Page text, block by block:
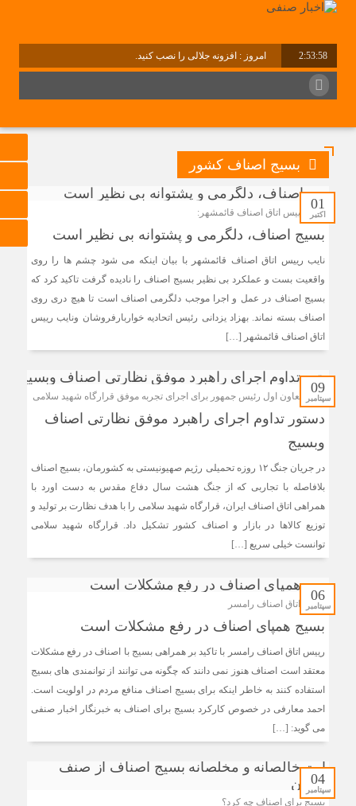
2:53:58 امروز : افزونه جلالی را نصب کنید.
بسیج اصناف کشور
01
اکتبر
نایب رییس اتاق اصناف قائمشهر:
بسیج اصناف، دلگرمی و پشتوانه بی نظیر است
نایب رییس اتاق اصناف قائمشهر با بیان اینکه می شود چشم ها را روی
واقعیت بست و عملکرد بی نظیر بسیج اصناف را نادیده گرفت تاکید کرد که
بسیج اصناف در عمل و اجرا موجب دلگرمی اصناف است تا هیچ دری روی
اصناف بسته نماند. بهزاد یزدانی رئیس اتحادیه خواربارفروشان ونایب رییس
اتاق اصناف قائمشهر […]
09
سپتامبر
تاکید معاون اول رئیس جمهور برای اجرای تجربه موفق قرارگاه شهید سلامی
دستور تداوم اجرای راهبرد موفق نظارتی اصناف
وبسیج
در جریان جنگ ۱۲ روزه تحمیلی رژیم صهیونیستی به کشورمان، بسیج اصناف
بلافاصله با تجاربی که از جنگ هشت سال دفاع مقدس به دست اورد با
همراهی اتاق اصناف ایران، قرارگاه شهید سلامی را با هدف نظارت بر تولید و
توزیع کالاها در بازار و اصناف کشور تشکیل داد. قرارگاه شهید سلامی
توانست خیلی سریع […]
06
سپتامبر
رییس اتاق اصناف رامسر
بسیج همپای اصناف در رفع مشکلات است
رییس اتاق اصناف رامسر با تاکید بر همراهی بسیج با اصناف در رفع مشکلات
معتقد است اصناف هنوز نمی دانند که چگونه می توانند از توانمندی های بسیج
استفاده کنند به خاطر اینکه برای بسیج اصناف منافع مردم در اولویت است.
احمد معارفی در خصوص کارکرد بسیج برای اصناف به خبرنگار اخبار صنفی
می گوید: […]
04
سپتامبر
بسیج برای اصناف چه کرد؟